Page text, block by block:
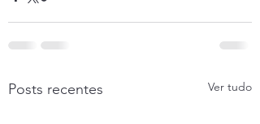
Posts recentes Ver tudo